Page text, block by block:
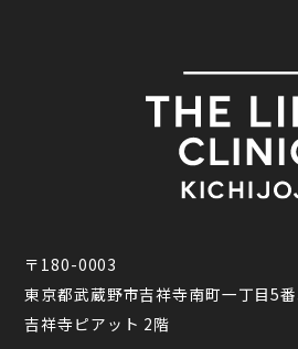
〒180-0003
東京都武蔵野市吉祥寺南町一丁目5
吉祥寺ピアット 2階